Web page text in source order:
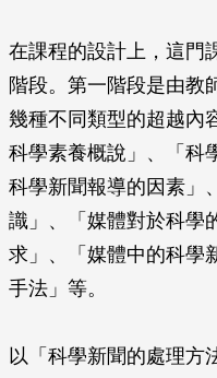
在課程的設計上，這門
階段。第一階段是由教
幾種不同類型的超越內
科學素養概說」、「科
科學新聞報導的因素」
識」、「媒體對於科學
求」、「媒體中的科學
手法」等。
以「科學新聞的處理方